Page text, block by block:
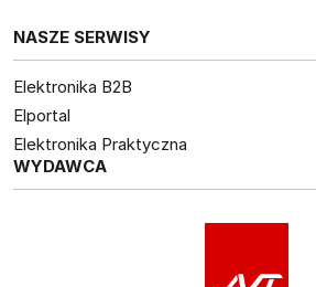
NASZE SERWISY
Elektronika B2B
Elportal
Elektronika Praktyczna
WYDAWCA